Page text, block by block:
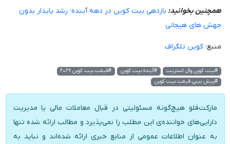
همچنین بخوانید: بازدهی بیت کوین در دهه آینده؛ رشد پایدار بدون
جهش های هیجانی
منبع:کوین تلگراف
#بیت کوین وال استریت #آینده بیت کوین
#قیمت بیت کوین ۲۰۲۶
#پیش بینی قیمت بیت کوین
مارکت‌فلو هیچ‌گونه مسئولیتی در قبال معاملات مالی یا مدیریت
دارایی‌های خواننده‌ی این مطلب را نمی‌پذیرد و مطالب ارائه شده تنها
به عنوان اطلاعات عمومی از منابع خبری ارائه شده‌اند و نباید به